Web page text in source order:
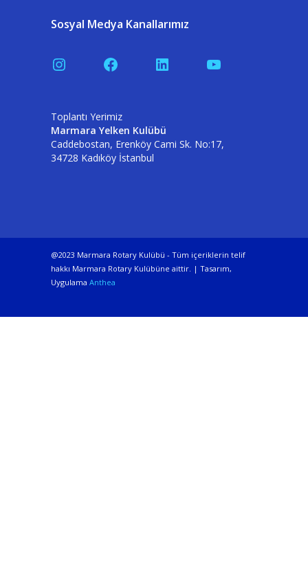
Sosyal Medya Kanallarımız
InstagramFacebookLinkedInYouTube
Toplantı Yerimiz
Marmara Yelken Kulübü
Caddebostan, Erenköy Cami Sk. No:17,
34728 Kadıköy İstanbul
@2023 Marmara Rotary Kulübü - Tüm içeriklerin telif
hakkı Marmara Rotary Kulübüne aittir. | Tasarım,
Uygulama Anthea